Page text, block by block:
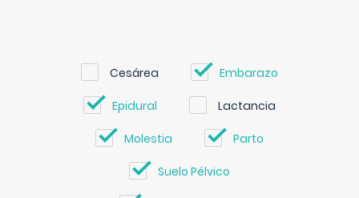
Cesárea Embarazo
Epidural Lactancia
Molestia Parto
Suelo Pélvico